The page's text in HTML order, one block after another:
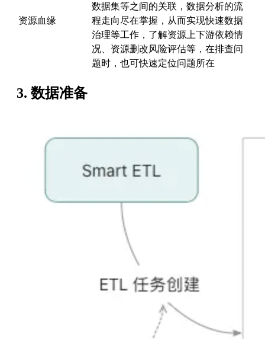
资源血缘
数据集等之间的关联，数据分析的流
程走向尽在掌握，从而实现快速数据
治理等工作，了解资源上下游依赖情
况、资源删改风险评估等，在排查问
题时，也可快速定位问题所在
3. 数据准备